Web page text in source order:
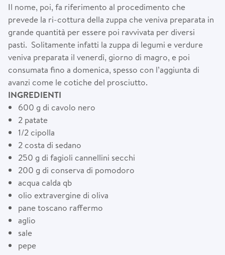
Il nome, poi, fa riferimento al procedimento che
prevede la ri-cottura della zuppa che veniva preparata in
grande quantità per essere poi ravvivata per diversi
pasti. Solitamente infatti la zuppa di legumi e verdure
veniva preparata il venerdì, giorno di magro, e poi
consumata fino a domenica, spesso con l’aggiunta di
avanzi come le cotiche del prosciutto.
INGREDIENTI
600 g di cavolo nero
2 patate
1/2 cipolla
2 costa di sedano
250 g di fagioli cannellini secchi
200 g di conserva di pomodoro
acqua calda qb
olio extravergine di oliva
pane toscano raffermo
aglio
sale
pepe